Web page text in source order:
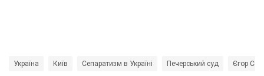
Україна Київ Сепаратизм в Україні Печерський суд Єгор